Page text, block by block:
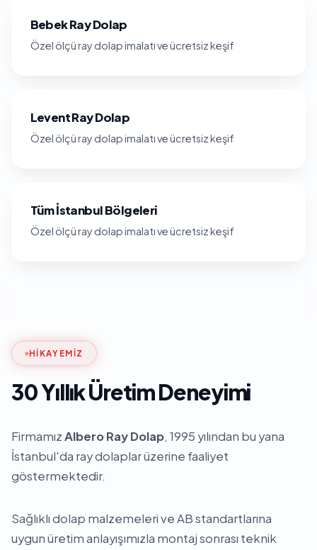
Bebek Ray Dolap
Özel ölçü ray dolap imalatı ve ücretsiz keşif
Levent Ray Dolap
Özel ölçü ray dolap imalatı ve ücretsiz keşif
Tüm İstanbul Bölgeleri
Özel ölçü ray dolap imalatı ve ücretsiz keşif
HIKAYEMIZ
30 Yıllık Üretim Deneyimi
FirmamızAlbero Ray Dolap, 1995 yılından bu yana
İstanbul'da ray dolaplar üzerine faaliyet
göstermektedir.
Sağlıklı dolap malzemeleri ve AB standartlarına
uygun üretim anlayışımızla montaj sonrası teknik